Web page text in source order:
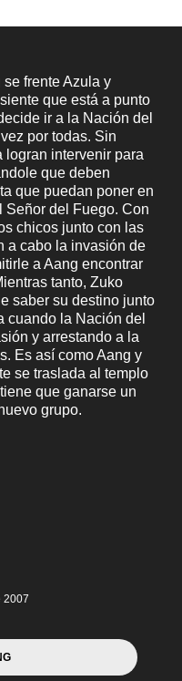
frente Azula y
que está a punto
ir a la Nación del
por todas. Sin
logran intervenir para
que deben
que puedan poner en
Señor del Fuego. Con
chicos junto con las
a cabo la invasión de
a Aang encontrar
tanto, Zuko
saber su destino junto
cuando la Nación del
y arrestando a la
Es así como Aang y
se traslada al templo
que ganarse un
grupo.
2007